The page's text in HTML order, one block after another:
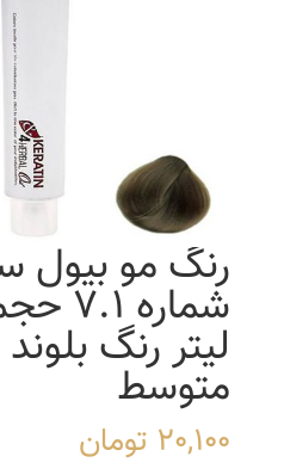
لیتر رنگ
متوسط
20,100 تومان